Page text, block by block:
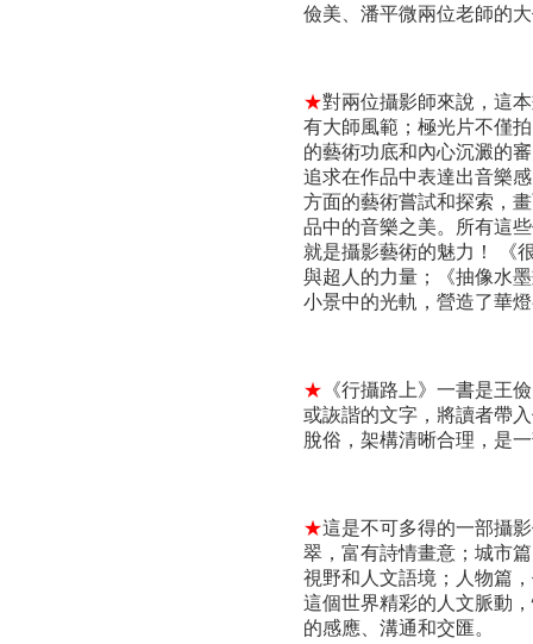
儉美、潘平微兩位老師的
★對兩位攝影師來說，這
有大師風範；極光片不僅
的藝術功底和內心沉澱的
追求在作品中表達出音樂
方面的藝術嘗試和探索，
品中的音樂之美。所有這
就是攝影藝術的魅力！ 《
與超人的力量；《抽像水
小景中的光軌，營造了華
★ 《行攝路上》一書是王
或詼諧的文字，將讀者帶
脫俗，架構清晰合理，是
★這是不可多得的一部攝
翠，富有詩情畫意；城市
視野和人文語境；人物篇
這個世界精彩的人文脈動
的感應、溝通和交匯。